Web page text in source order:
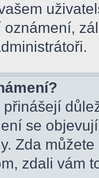
se
Zda
zdali vám